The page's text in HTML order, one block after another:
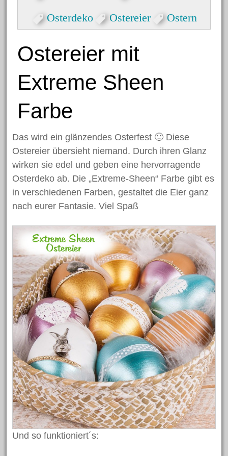
Grußkarte zum Valentinstag
Hängen
Kastanien
Nikolaus Handabdruck
Schneekugel
Engelklammer
Archiv
Juni 2023
April 2023
Februar 2023
Oktober 2022
Oktober 2021
August 2021
Juni 2021
April 2021
März 2021
Februar 2021
November 2020
März 2020
Dezember 2019
November 2019
Oktober 2019
Osterdeko Ostereier Ostern
Ostereier mit
Extreme Sheen
Farbe
Das wird ein glänzendes Osterfest 🙂 Diese
Ostereier übersieht niemand. Durch ihren Glanz
wirken sie edel und geben eine hervorragende
Osterdeko ab. Die „Extreme-Sheen“ Farbe gibt es
in verschiedenen Farben, gestaltet die Eier ganz
nach eurer Fantasie. Viel Spaß
Und so funktioniert´s: